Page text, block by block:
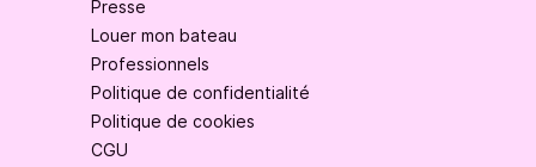
Presse
Louer mon bateau
Professionnels
Politique de confidentialité
Politique de cookies
CGU